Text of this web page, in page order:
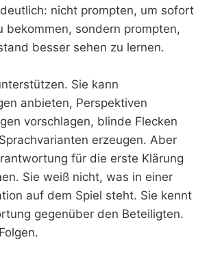
nicht prompten, um sofort
bekommen, sondern prompten,
besser sehen zu lernen.
Sie kann
anbieten, Perspektiven
vorschlagen, blinde Flecken
erzeugen. Aber
für die erste Klärung
Sie weiß nicht, was in einer
auf dem Spiel steht. Sie kennt
gegenüber den Beteiligten.